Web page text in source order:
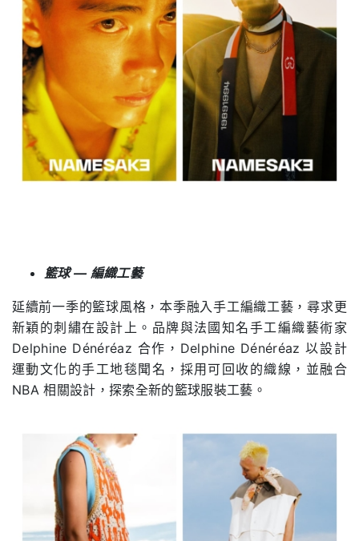
籃球 — 編織工藝
延續前一季的籃球風格，本季融入手工編織工藝，尋求更
新穎的刺繡在設計上。品牌與法國知名手工編織藝術家
Delphine Dénéréaz 合作，Delphine Dénéréaz 以設計
運動文化的手工地毯聞名，採用可回收的織線，並融合
NBA 相關設計，探索全新的籃球服裝工藝。